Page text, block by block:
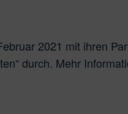
2021 mit ihren
durch. Mehr